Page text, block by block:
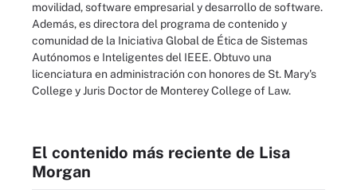
movilidad, software empresarial y desarrollo de software.
Además, es directora del programa de contenido y
comunidad de la Iniciativa Global de Ética de Sistemas
Autónomos e Inteligentes del IEEE. Obtuvo una
licenciatura en administración con honores de St. Mary's
College y Juris Doctor de Monterey College of Law.
El contenido más reciente de Lisa
Morgan